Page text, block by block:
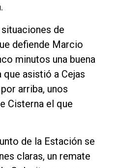
de
defiende Marcio
minutos una buena
que asistió a Cejas
arriba, unos
Cisterna el que
de la Estación se
claras, un remate